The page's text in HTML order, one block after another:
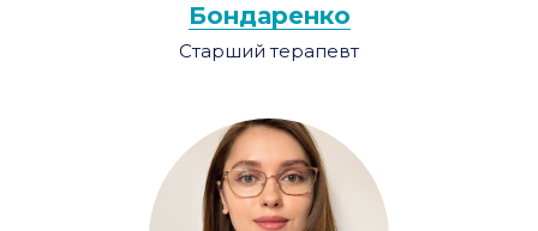
Бондаренко
Старший терапевт